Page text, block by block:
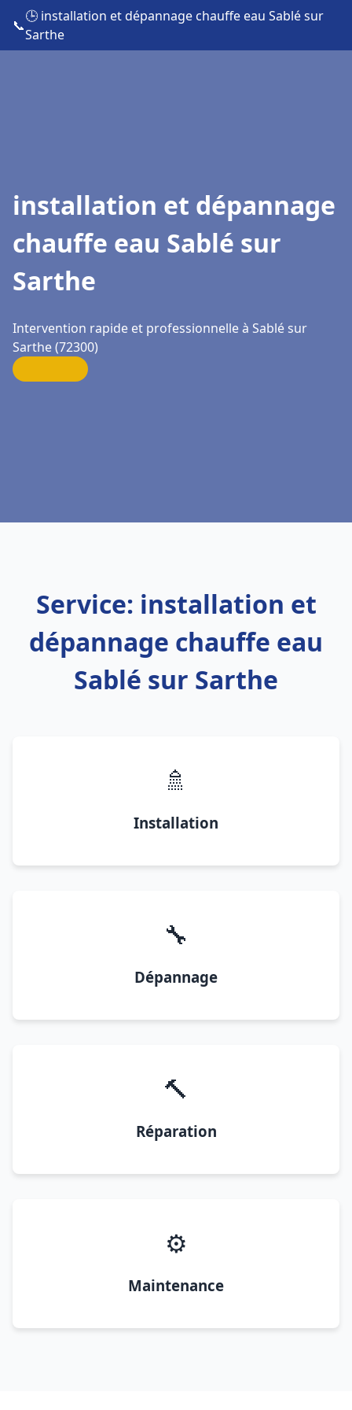
📞
🕒 installation et dépannage chauffe eau Sablé sur
Sarthe
installation et dépannage
chauffe eau Sablé sur
Sarthe
Intervention rapide et professionnelle à Sablé sur
Sarthe (72300)
Service: installation et
dépannage chauffe eau
Sablé sur Sarthe
🚿
Installation
🔧
Dépannage
🔨
Réparation
⚙️
Maintenance